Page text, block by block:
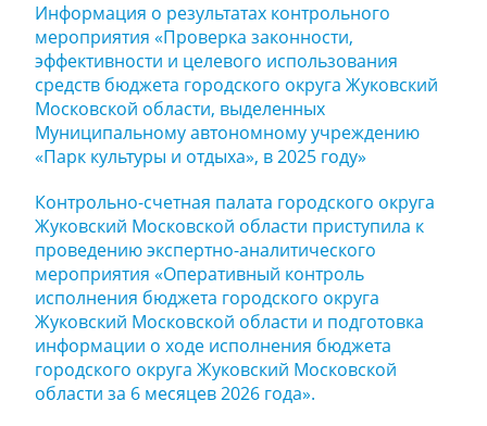
Информация о результатах контрольного
мероприятия «Проверка законности,
эффективности и целевого использования
средств бюджета городского округа Жуковский
Московской области, выделенных
Муниципальному автономному учреждению
«Парк культуры и отдыха», в 2025 году»
Контрольно-счетная палата городского округа
Жуковский Московской области приступила к
проведению экспертно-аналитического
мероприятия «Оперативный контроль
исполнения бюджета городского округа
Жуковский Московской области и подготовка
информации о ходе исполнения бюджета
городского округа Жуковский Московской
области за 6 месяцев 2026 года».